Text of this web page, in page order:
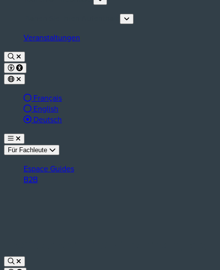
Veranstaltungen
Français
English
aktive Sprache:
Deutsch
Für Fachleute
Espace Guides
B2B